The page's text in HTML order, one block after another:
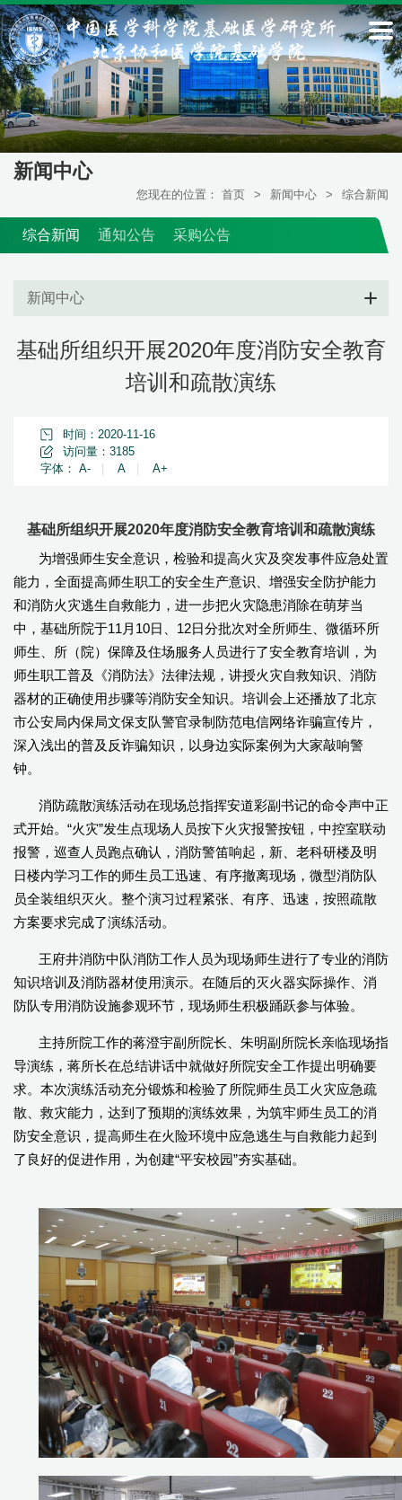
新闻中心
您现在的位置： 首页 > 新闻中心 > 综合新闻
综合新闻 通知公告 采购公告
新闻中心
基础所组织开展2020年度消防安全教育
培训和疏散演练
时间：2020-11-16
访问量： 3185
字体： A- A A+
基础所组织开展2020年度消防安全教育培训和疏散演练
为增强师生安全意识，检验和提高火灾及突发事件应急处置
能力，全面提高师生职工的安全生产意识、增强安全防护能力
和消防火灾逃生自救能力，进一步把火灾隐患消除在萌芽当
中，基础所院于11月10日、12日分批次对全所师生、微循环所
师生、所（院）保障及住场服务人员进行了安全教育培训，为
师生职工普及《消防法》法律法规，讲授火灾自救知识、消防
器材的正确使用步骤等消防安全知识。培训会上还播放了北京
市公安局内保局文保支队警官录制防范电信网络诈骗宣传片，
深入浅出的普及反诈骗知识，以身边实际案例为大家敲响警
钟。
消防疏散演练活动在现场总指挥安道彩副书记的命令声中正
式开始。“火灾”发生点现场人员按下火灾报警按钮，中控室联动
报警，巡查人员跑点确认，消防警笛响起，新、老科研楼及明
日楼内学习工作的师生员工迅速、有序撤离现场，微型消防队
员全装组织灭火。整个演习过程紧张、有序、迅速，按照疏散
方案要求完成了演练活动。
王府井消防中队消防工作人员为现场师生进行了专业的消防
知识培训及消防器材使用演示。在随后的灭火器实际操作、消
防队专用消防设施参观环节，现场师生积极踊跃参与体验。
主持所院工作的蒋澄宇副所院长、朱明副所院长亲临现场指
导演练，蒋所长在总结讲话中就做好所院安全工作提出明确要
求。本次演练活动充分锻炼和检验了所院师生员工火灾应急疏
散、救灾能力，达到了预期的演练效果，为筑牢师生员工的消
防安全意识，提高师生在火险环境中应急逃生与自救能力起到
了良好的促进作用，为创建“平安校园”夯实基础。